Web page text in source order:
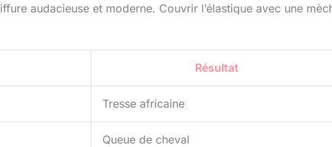
audacieuse et moderne. Couvrir l’élastique avec une
Résultat
Tresse africaine
Queue de cheval